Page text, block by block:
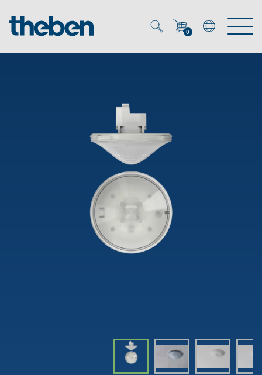
0
Energy Manager
Smart Home
Präsenzmelder & Bewegungsmelder
OEM-Lösungen
Ansprechpartner OEM
OEM-Referenzen
Zeit- und Lichtsteuerung
DALI-2 Lichtsteuerung
Technischer Support